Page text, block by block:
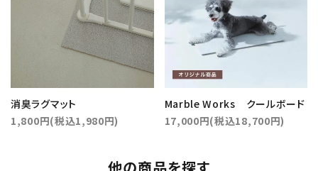
消臭ラグマット
1,800円(税込1,980円)
Marble Works クールボード
17,000円(税込18,700円)